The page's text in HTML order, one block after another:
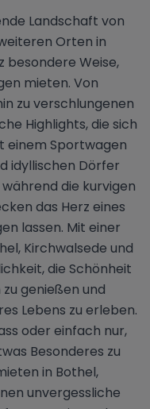
Landschaft von
Orten in
besondere Weise,
mieten. Von
zu verschlungenen
Highlights, die sich
einem Sportwagen
idyllischen Dörfer
die kurvigen
das Herz eines
lassen. Mit einer
Kirchwalsede und
die Schönheit
genießen und
Lebens zu erleben.
oder einfach nur,
Besonderes zu
in Bothel,
unvergessliche